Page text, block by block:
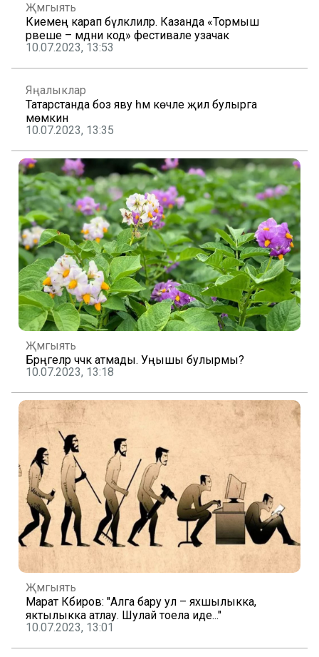
Җәмгыять
Киемеңә карап бүләклиләр. Казанда «Тормыш
рәвеше – мәдәни код» фестивале узачак
10.07.2023, 13:53
Яңалыклар
Татарстанда боз яву һәм көчле җил булырга
мөмкин
10.07.2023, 13:35
Җәмгыять
Бәрәңгеләр чәчәк атмады. Уңышы булырмы?
10.07.2023, 13:18
Җәмгыять
Марат Кәбиров: "Алга бару ул – яхшылыкка,
яктылыкка атлау. Шулай тоела иде..."
10.07.2023, 13:01